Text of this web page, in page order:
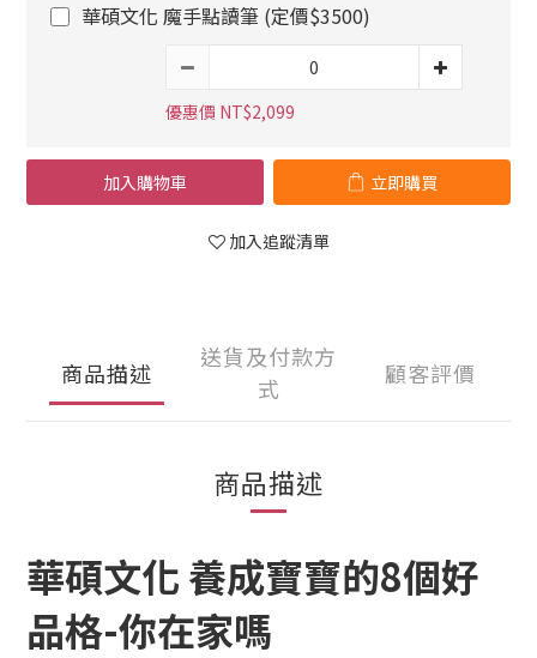
華碩文化 魔手點讀筆 (定價$3500)
優惠價 NT$2,099
加入購物車 立即購買
加入追蹤清單
商品描述
送貨及付款方
式
顧客評價
商品描述
華碩文化 養成寶寶的8個好
品格-你在家嗎